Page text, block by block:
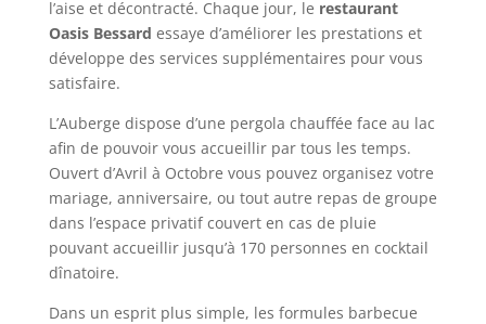
l’aise et décontracté. Chaque jour, le restaurant
Oasis Bessard essaye d’améliorer les prestations et
développe des services supplémentaires pour vous
satisfaire.
L’Auberge dispose d’une pergola chauffée face au lac
afin de pouvoir vous accueillir par tous les temps.
Ouvert d’Avril à Octobre vous pouvez organisez votre
mariage, anniversaire, ou tout autre repas de groupe
dans l’espace privatif couvert en cas de pluie
pouvant accueillir jusqu’à 170 personnes en cocktail
dînatoire.
Dans un esprit plus simple, les formules barbecue